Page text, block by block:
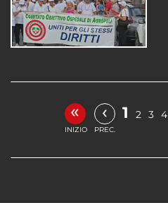
«
INIZIO
‹
PREC.
1 2 3 4